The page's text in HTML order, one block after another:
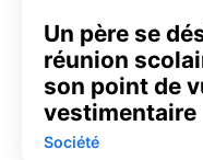
Un père se
réunion
son point de
vestimentaire
Société